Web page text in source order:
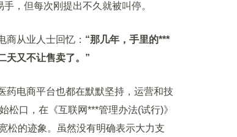
，但每次刚提出不久就被叫停。
从业人士回忆： “那几年，手里的***
天又不让售卖了。”
电商平台也都在默默坚持，运营和技
口，在《互联网***管理办法(试行)》
松的迹象。虽然没有明确表示大力支